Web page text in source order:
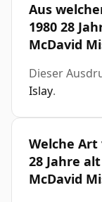
Aus
1980 28
McDavid
Dieser
Islay.
Welche Art
28 Jahre
McDavid